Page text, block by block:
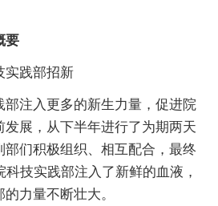
要
实践部招新
部注入更多的新生力量，促进院
展，从下半年进行了为期两天
部们积极组织、相互配合，最终
技实践部注入了新鲜的血液，
力量不断壮大。